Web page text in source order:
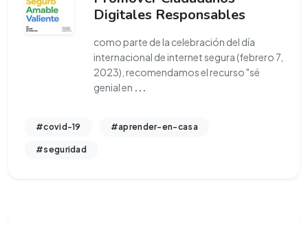
Digitales Responsables
como parte de la celebración del día
internacional de internet segura (febrero 7,
2023), recomendamos el recurso "sé
genial en ...
#covid-19 #aprender-en-casa
#seguridad